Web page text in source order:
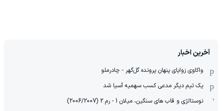
آخرین اخبار
واکاوی زوایای پنهان پرونده گل‌گهر - چادرملو
یک تیم دیگر مدعی کسب سهمیه آسیا شد
نوستالژی و قاب های سنگین، میلان 1 - رم 2 (2006/2007)